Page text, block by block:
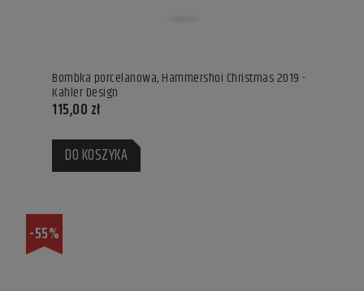
Bombka porcelanowa, Hammershoi Christmas 2019 -
Kahler Design
115,00 zł
DO KOSZYKA
-55%